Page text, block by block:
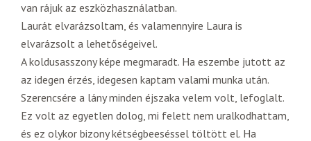
van rájuk az eszközhasználatban.
Laurát elvarázsoltam, és valamennyire Laura is
elvarázsolt a lehetőségeivel.
A koldusasszony képe megmaradt. Ha eszembe jutott az
az idegen érzés, idegesen kaptam valami munka után.
Szerencsére a lány minden éjszaka velem volt, lefoglalt.
Ez volt az egyetlen dolog, mi felett nem uralkodhattam,
és ez olykor bizony kétségbeeséssel töltött el. Ha